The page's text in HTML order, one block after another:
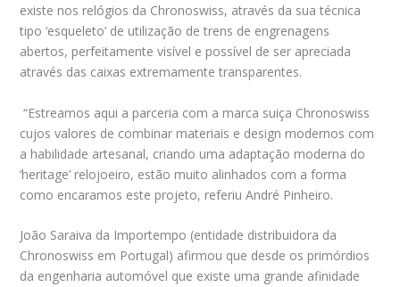
existe nos relógios da Chronoswiss, através da sua técnica
tipo ‘esqueleto’ de utilização de trens de engrenagens
abertos, perfeitamente visível e possível de ser apreciada
através das caixas extremamente transparentes.
“Estreamos aqui a parceria com a marca suiça Chronoswiss
cujos valores de combinar materiais e design modernos com
a habilidade artesanal, criando uma adaptação moderna do
‘heritage’ relojoeiro, estão muito alinhados com a forma
como encaramos este projeto, referiu André Pinheiro.
João Saraiva da Importempo (entidade distribuidora da
Chronoswiss em Portugal) afirmou que desde os primórdios
da engenharia automóvel que existe uma grande afinidade